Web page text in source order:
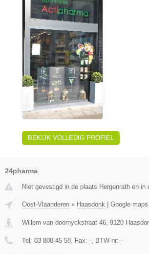
BEKIJK VOLLEDIG PROFIEL
24pharma
Niet gevestigd in de plaats Hergenrath en in
Oost-Vlaanderen » Haasdonk Google maps
Willem van doornyckstraat 46 9120
Tel: 03 808 45 50 , Fax: - , BTW-nr: -